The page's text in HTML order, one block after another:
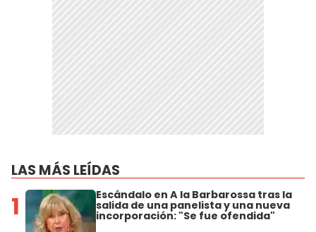
LAS MÁS LEÍDAS
1 Escándalo en A la Barbarossa tras la
salida de una panelista y una nueva
incorporación: "Se fue ofendida"